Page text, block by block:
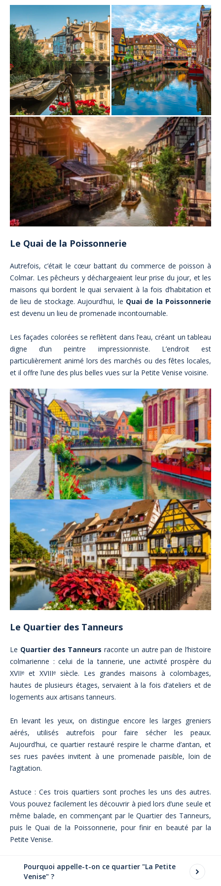
Le Quai de la Poissonnerie
Autrefois, c’était le cœur battant du commerce de poisson à
Colmar. Les pêcheurs y déchargeaient leur prise du jour, et les
maisons qui bordent le quai servaient à la fois d’habitation et
de lieu de stockage. Aujourd’hui, le Quai de la Poissonnerie
est devenu un lieu de promenade incontournable.
Les façades colorées se reflètent dans l’eau, créant un tableau
digne d’un peintre impressionniste. L’endroit est
particulièrement animé lors des marchés ou des fêtes locales,
et il offre l’une des plus belles vues sur la Petite Venise voisine.
Le Quartier des Tanneurs
Le Quartier des Tanneurs raconte un autre pan de l’histoire
colmarienne : celui de la tannerie, une activité prospère du
XVIIᵉ et XVIIIᵉ siècle. Les grandes maisons à colombages,
hautes de plusieurs étages, servaient à la fois d’ateliers et de
logements aux artisans tanneurs.
En levant les yeux, on distingue encore les larges greniers
aérés, utilisés autrefois pour faire sécher les peaux.
Aujourd’hui, ce quartier restauré respire le charme d’antan, et
ses rues pavées invitent à une promenade paisible, loin de
l’agitation.
Astuce : Ces trois quartiers sont proches les uns des autres.
Vous pouvez facilement les découvrir à pied lors d’une seule et
même balade, en commençant par le Quartier des Tanneurs,
puis le Quai de la Poissonnerie, pour finir en beauté par la
Petite Venise.
Pourquoi appelle-t-on ce quartier "La Petite
Venise" ?